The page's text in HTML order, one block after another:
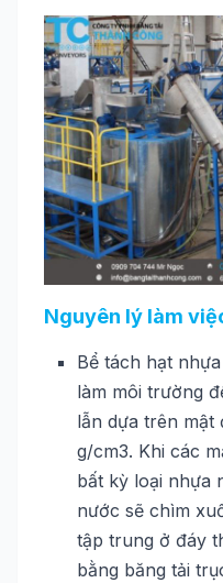
Nguyên lý làm
Bể tách hạt
làm môi trường
lẫn dựa trên mật
g/cm3. Khi các
bất kỳ loại nhựa
nước sẽ chìm
tập trung ở đáy
bằng băng tải